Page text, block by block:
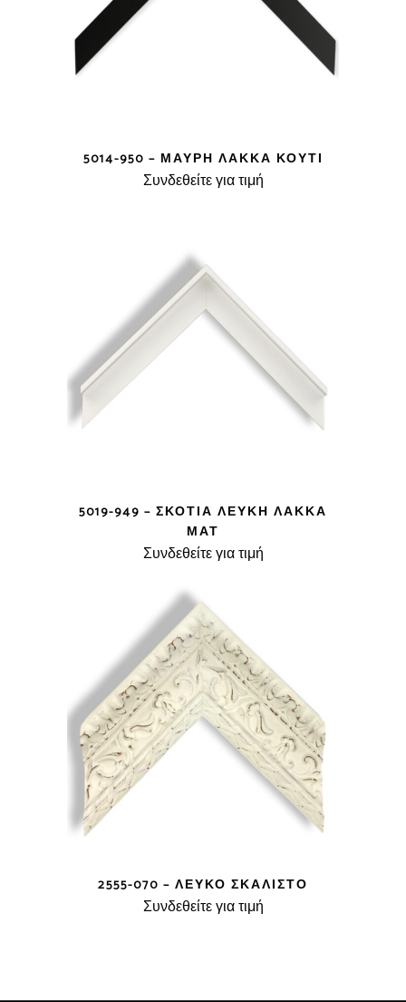
5014-950 – ΜΑΎΡΗ ΛΆΚΚΑ ΚΟΥΤΊ
Συνδεθείτε για τιμή
5019-949 – ΣΚΟΤΊΑ ΛΕΥΚΉ ΛΆΚΚΑ
ΜΑΤ
Συνδεθείτε για τιμή
2555-070 – ΛΕΥΚΌ ΣΚΑΛΙΣΤΌ
Συνδεθείτε για τιμή